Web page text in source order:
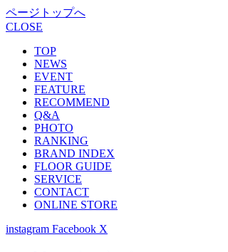
ページトップへ
CLOSE
TOP
NEWS
EVENT
FEATURE
RECOMMEND
Q&A
PHOTO
RANKING
BRAND INDEX
FLOOR GUIDE
SERVICE
CONTACT
ONLINE STORE
instagram Facebook X